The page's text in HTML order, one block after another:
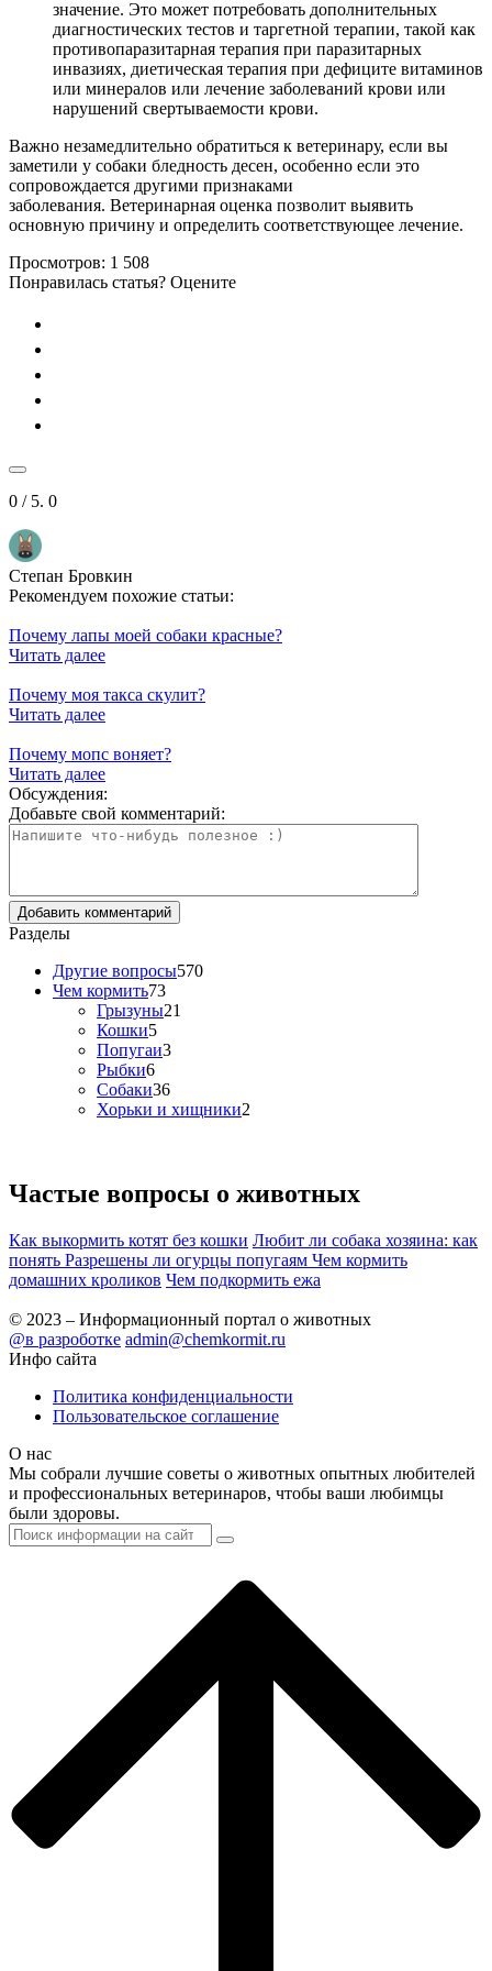
значение. Это может потребовать дополнительных
диагностических тестов и таргетной терапии, такой как
противопаразитарная терапия при паразитарных
инвазиях, диетическая терапия при дефиците витаминов
или минералов или лечение заболеваний крови или
нарушений свертываемости крови.
Важно незамедлительно обратиться к ветеринару, если вы
заметили у собаки бледность десен, особенно если это
сопровождается другими признаками
заболевания. Ветеринарная оценка позволит выявить
основную причину и определить соответствующее лечение.
Просмотров: 1 508
Понравилась статья? Оцените
0 / 5. 0
Степан Бровкин
Рекомендуем похожие статьи:
Почему лапы моей собаки красные?
Читать далее
Почему моя такса скулит?
Читать далее
Почему мопс воняет?
Читать далее
Обсуждения:
Добавьте свой комментарий:
Разделы
Другие вопросы570
Чем кормить73
Грызуны21
Кошки5
Попугаи3
Рыбки6
Собаки36
Хорьки и хищники2
Частые вопросы о животных
Как выкормить котят без кошки Любит ли собака хозяина: как
понять Разрешены ли огурцы попугаям Чем кормить
домашних кроликов Чем подкормить ежа
© 2023 – Информационный портал о животных
@в разроботке admin@chemkormit.ru
Инфо сайта
Политика конфиденциальности
Пользовательское соглашение
О нас
Мы собрали лучшие советы о животных опытных любителей
и профессиональных ветеринаров, чтобы ваши любимцы
были здоровы.